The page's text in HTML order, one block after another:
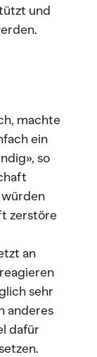
und
machte
ein
so
zerstöre
an
sehr
anderes
dafür